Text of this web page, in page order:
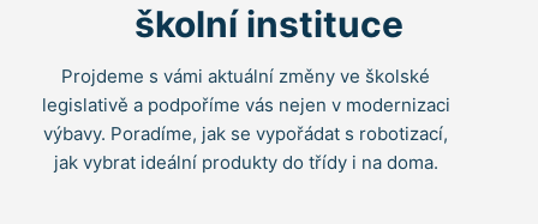
školní instituce
Projdeme s vámi aktuální změny ve školské
legislativě a podpoříme vás nejen v modernizaci
výbavy. Poradíme, jak se vypořádat s robotizací,
jak vybrat ideální produkty do třídy i na doma.